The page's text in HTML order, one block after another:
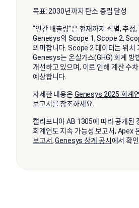
목표: 2030년까지 탄소 중립 달성
“연간 배출량”은 현재까지 식별, 추정
Genesys의 Scope 1, Scope 2,
의미합니다. Scope 2 데이터는 위치
Genesys는 온실가스(GHG) 회계 방
개선하고 있으며, 이로 인해 계산 수
예상합니다.
자세한 내용은 Genesys 2025 회계
보고서를 참조하세요.
캘리포니아 AB 1305에 따라 공개된
회계연도 지속 가능성 보고서, Apex
보고서,Genesys 상계 공시에서 확